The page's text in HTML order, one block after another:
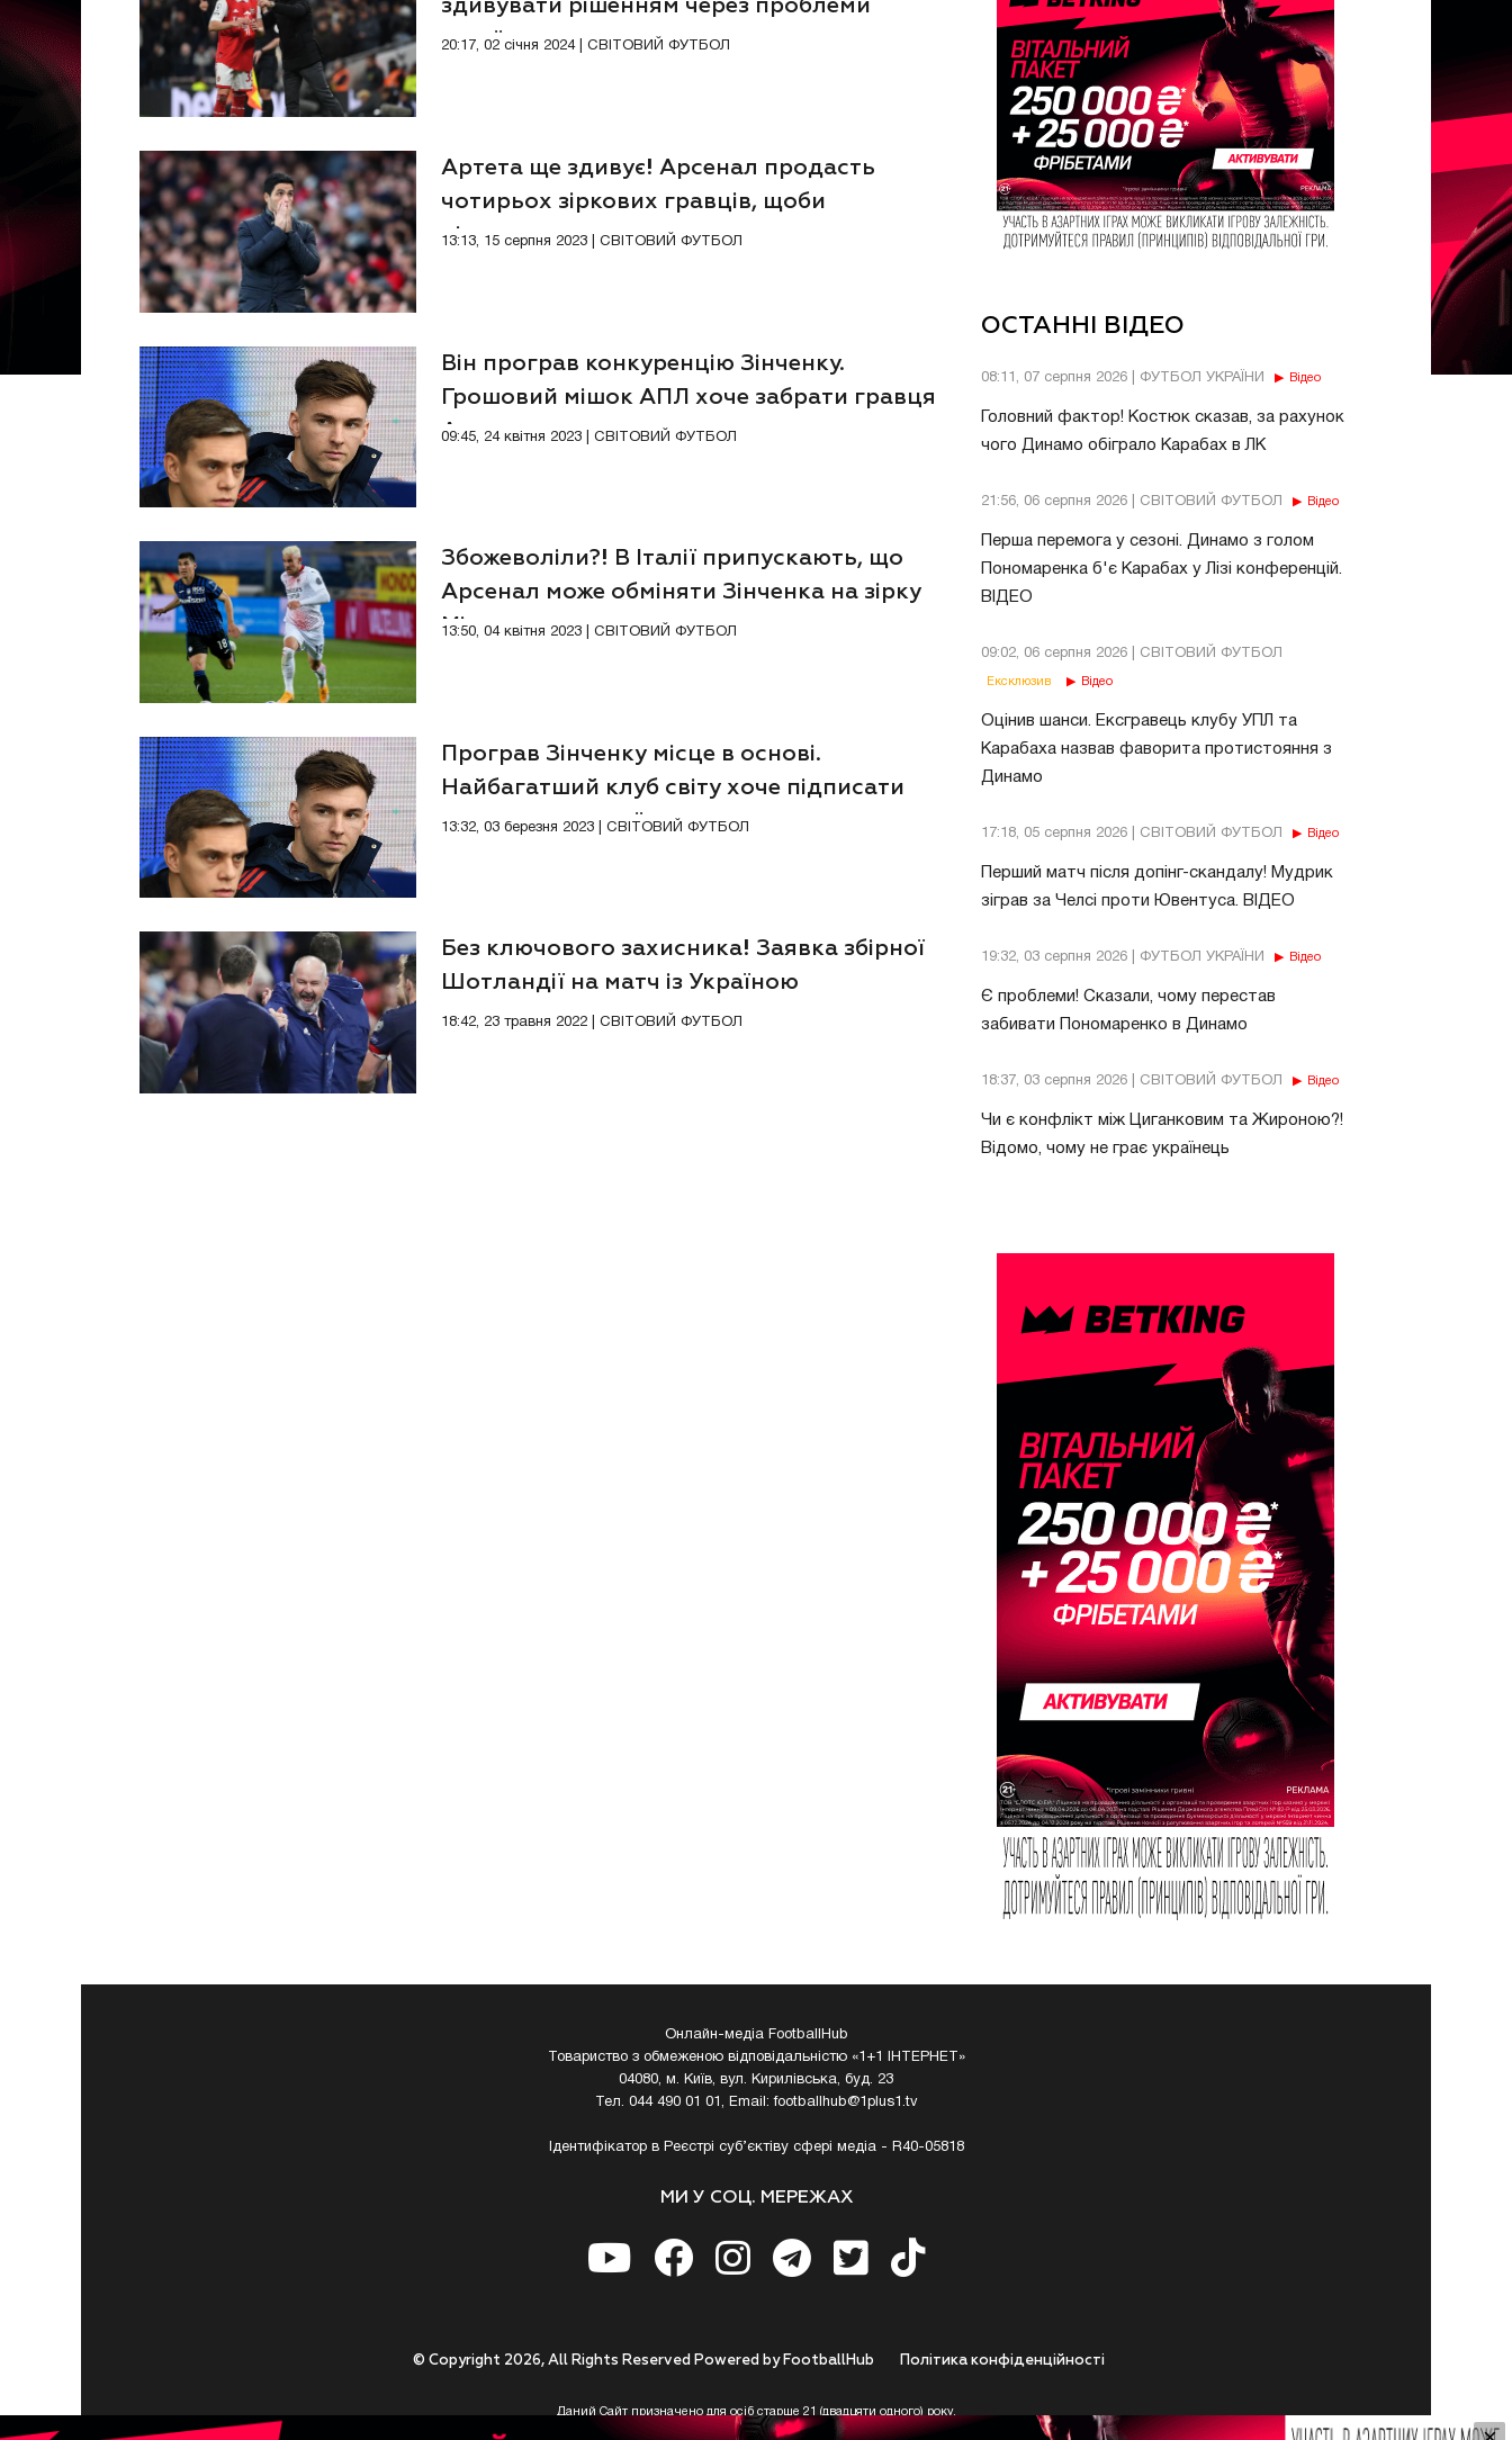
ОСТАННІ ВІДЕО
08:11, 07 серпня 2026 | ФУТБОЛ УКРАЇНИ Відео
Головний фактор! Костюк сказав, за рахунок
чого Динамо обіграло Карабах в ЛК
21:56, 06 серпня 2026 | СВІТОВИЙ ФУТБОЛ Відео
Перша перемога у сезоні. Динамо з голом
Пономаренка б'є Карабах у Лізі конференцій.
ВІДЕО
09:02, 06 серпня 2026 | СВІТОВИЙ ФУТБОЛ
Ексклюзив Відео
Оцінив шанси. Ексгравець клубу УПЛ та
Карабаха назвав фаворита протистояння з
Динамо
17:18, 05 серпня 2026 | СВІТОВИЙ ФУТБОЛ Відео
Перший матч після допінг-скандалу! Мудрик
зіграв за Челсі проти Ювентуса. ВІДЕО
19:32, 03 серпня 2026 | ФУТБОЛ УКРАЇНИ Відео
Є проблеми! Сказали, чому перестав
забивати Пономаренко в Динамо
18:37, 03 серпня 2026 | СВІТОВИЙ ФУТБОЛ Відео
Чи є конфлікт між Циганковим та Жироною?!
Відомо, чому не грає українець
здивувати рішенням через проблеми
українця
20:17, 02 січня 2024 | СВІТОВИЙ ФУТБОЛ
Артета ще здивує! Арсенал продасть
чотирьох зіркових гравців, щоби
підписати одного
13:13, 15 серпня 2023 | СВІТОВИЙ ФУТБОЛ
Він програв конкуренцію Зінченку.
Грошовий мішок АПЛ хоче забрати гравця
Арсенала
09:45, 24 квітня 2023 | СВІТОВИЙ ФУТБОЛ
Збожеволіли?! В Італії припускають, що
Арсенал може обміняти Зінченка на зірку
Мілана
13:50, 04 квітня 2023 | СВІТОВИЙ ФУТБОЛ
Програв Зінченку місце в основі.
Найбагатший клуб світу хоче підписати
конкурента українця
13:32, 03 березня 2023 | СВІТОВИЙ ФУТБОЛ
Без ключового захисника! Заявка збірної
Шотландії на матч із Україною
18:42, 23 травня 2022 | СВІТОВИЙ ФУТБОЛ
Онлайн-медіа FootballHub
Товариство з обмеженою відповідальністю «1+1 ІНТЕРНЕТ»
04080, м. Київ, вул. Кирилівська, буд. 23
Тел. 044 490 01 01, Email:footballhub@1plus1.tv
Ідентифікатор в Реєстрі суб’єктіву сфері медіа - R40-05818
МИ У СОЦ. МЕРЕЖАХ
Полiтика конфiденцiйностi
© Copyright 2026, All Rights Reserved Powered by FootballHub
Даний Сайт призначено для осіб старше 21 (двадцяти одного) року.
Приступаючи до використання https://footballhub.ua, Користувач цим підтверджує, що досяг 21-річного віку.